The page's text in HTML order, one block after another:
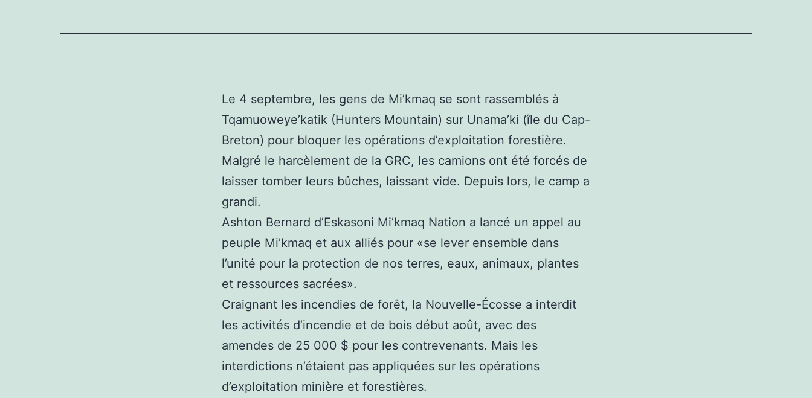
Le 4 septembre, les gens de Mi’kmaq se sont rassemblés à
Tqamuoweye’katik (Hunters Mountain) sur Unama’ki (île du Cap-
Breton) pour bloquer les opérations d’exploitation forestière.
Malgré le harcèlement de la GRC, les camions ont été forcés de
laisser tomber leurs bûches, laissant vide. Depuis lors, le camp a
grandi.
Ashton Bernard d’Eskasoni Mi’kmaq Nation a lancé un appel au
peuple Mi’kmaq et aux alliés pour «se lever ensemble dans
l’unité pour la protection de nos terres, eaux, animaux, plantes
et ressources sacrées».
Craignant les incendies de forêt, la Nouvelle-Écosse a interdit
les activités d’incendie et de bois début août, avec des
amendes de 25 000 $ pour les contrevenants. Mais les
interdictions n’étaient pas appliquées sur les opérations
d’exploitation minière et forestières.